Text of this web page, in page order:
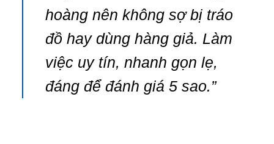
hoàng nên không sợ bị tráo
đồ hay dùng hàng giả. Làm
việc uy tín, nhanh gọn lẹ,
đáng để đánh giá 5 sao.”